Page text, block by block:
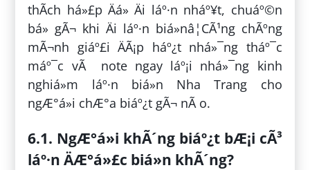
thÃ­ch há»£p Äá» Äi láº·n nháº¥t, chuáº©n
bá» gÃ¬ khi Äi láº·n biá»nâ¦CÃ¹ng chÃºng
mÃ¬nh giáº£i ÄÃ¡p háº¿t nhá»¯ng tháº¯c
máº¯c vÃ note ngay láº¡i nhá»¯ng kinh
nghiá»m láº·n biá»n Nha Trang cho
ngÆ°á»i chÆ°a biáº¿t gÃ¬ nÃ o.
6.1. NgÆ°á»i khÃ´ng biáº¿t bÆ¡i cÃ³
láº·n ÄÆ°á»£c biá»n khÃ´ng?